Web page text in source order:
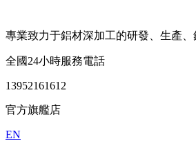
專業致力于鋁材深加工的研發、生產
全國24小時服務電話
13952161612
官方旗艦店
EN